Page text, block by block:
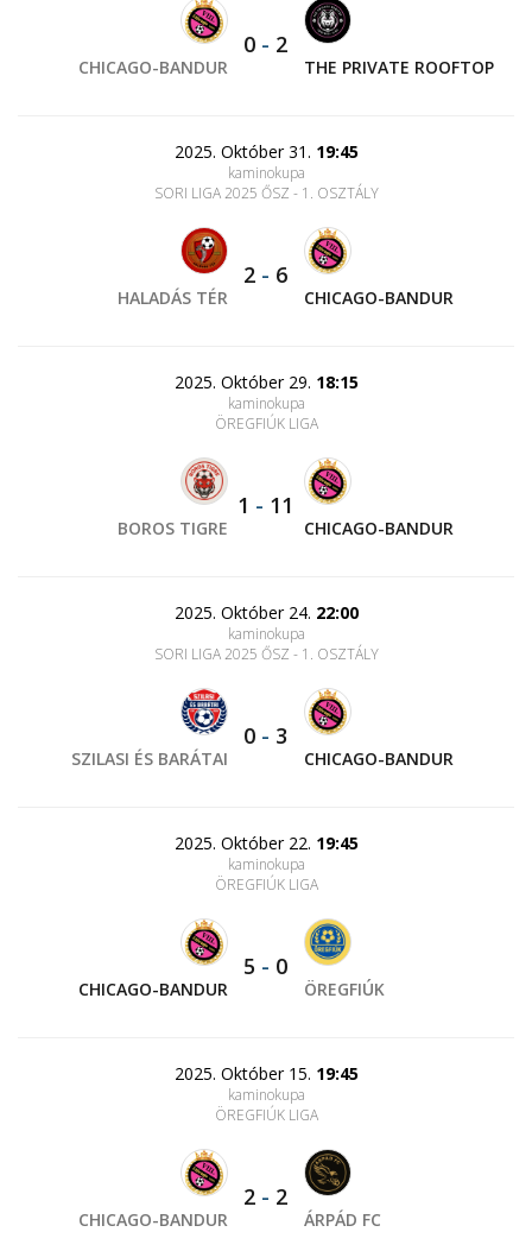
CHICAGO-BANDUR
0 - 2
THE PRIVATE ROOFTOP
2025. Október 31. 19:45
kaminokupa
SORI LIGA 2025 ŐSZ - 1. OSZTÁLY
HALADÁS TÉR
2 - 6
CHICAGO-BANDUR
2025. Október 29. 18:15
kaminokupa
ÖREGFIÚK LIGA
BOROS TIGRE
1 - 11
CHICAGO-BANDUR
2025. Október 24. 22:00
kaminokupa
SORI LIGA 2025 ŐSZ - 1. OSZTÁLY
SZILASI ÉS BARÁTAI
0 - 3
CHICAGO-BANDUR
2025. Október 22. 19:45
kaminokupa
ÖREGFIÚK LIGA
CHICAGO-BANDUR
5 - 0
ÖREGFIÚK
2025. Október 15. 19:45
kaminokupa
ÖREGFIÚK LIGA
CHICAGO-BANDUR
2 - 2
ÁRPÁD FC